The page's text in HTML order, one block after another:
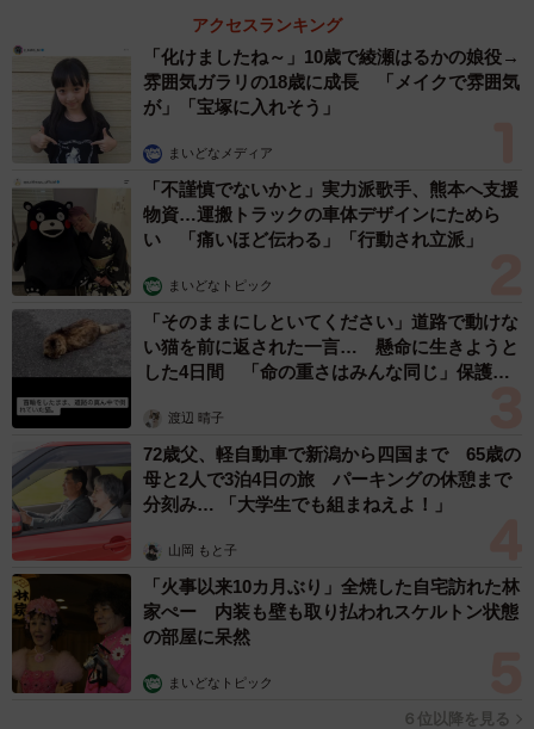
アクセスランキング
「化けましたね～」10歳で綾瀬はるかの娘役→
雰囲気ガラリの18歳に成長 「メイクで雰囲気
が」「宝塚に入れそう」
まいどなメディア
「不謹慎でないかと」実力派歌手、熊本へ支援
物資…運搬トラックの車体デザインにためら
い 「痛いほど伝わる」「行動され立派」
まいどなトピック
「そのままにしといてください」道路で動けな
い猫を前に返された一言… 懸命に生きようと
した4日間 「命の重さはみんな同じ」保護団
渡辺 晴子
72歳父、軽自動車で新潟から四国まで 65歳の
母と2人で3泊4日の旅 パーキングの休憩まで
分刻み… 「大学生でも組まねえよ！」
山岡 もと子
「火事以来10カ月ぶり」全焼した自宅訪れた林
家ぺー 内装も壁も取り払われスケルトン状態
の部屋に呆然
まいどなトピック
６位以降を見る